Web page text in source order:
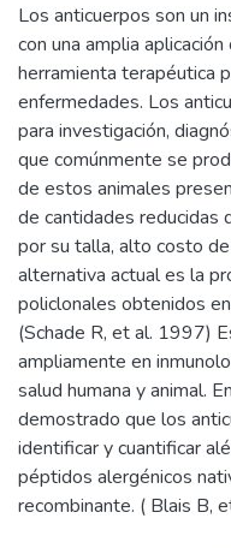
Los anticuerpos son un
con una amplia
herramienta terapéutica
enfermedades. Los
para investigación,
que comúnmente se
de estos animales
de cantidades reducidas
por su talla, alto costo
alternativa actual es la
policlonales obtenidos
(Schade R, et al. 1997)
ampliamente en
salud humana y animal.
demostrado que los
identificar y cuantificar
péptidos alergénicos
recombinante. ( Blais B,